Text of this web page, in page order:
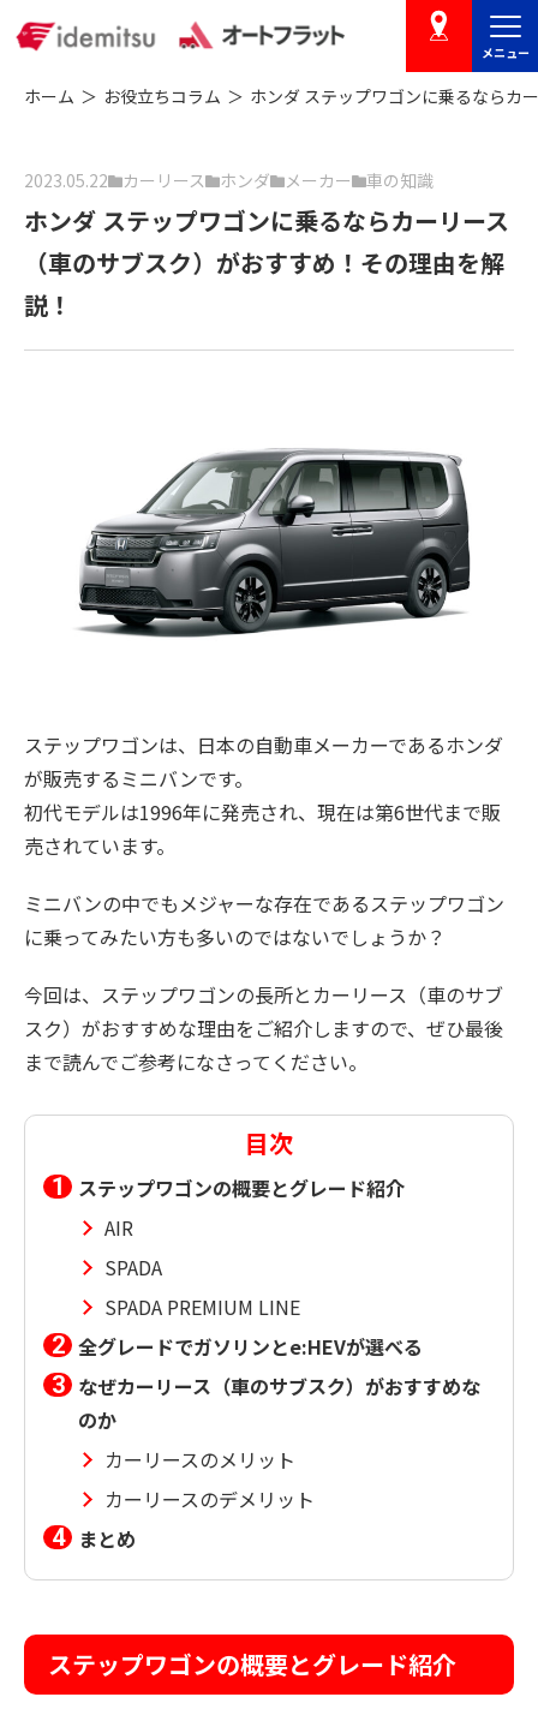
店舗を探す
メニュー
ホーム お役立ちコラム ホンダ ステップワゴンに乗るならカ
2023.05.22 カーリース ホンダ メーカー 車の知識
ホンダ ステップワゴンに乗るならカーリース
（車のサブスク）がおすすめ！その理由を解
説！
ステップワゴンは、日本の自動車メーカーであるホンダ
が販売するミニバンです。
初代モデルは1996年に発売され、現在は第6世代まで販
売されています。
ミニバンの中でもメジャーな存在であるステップワゴン
に乗ってみたい方も多いのではないでしょうか？
今回は、ステップワゴンの長所とカーリース（車のサブ
スク）がおすすめな理由をご紹介しますので、ぜひ最後
まで読んでご参考になさってください。
目次
ステップワゴンの概要とグレード紹介
AIR
SPADA
SPADA PREMIUM LINE
全グレードでガソリンとe:HEVが選べる
なぜカーリース（車のサブスク）がおすすめな
のか
カーリースのメリット
カーリースのデメリット
まとめ
ステップワゴンの概要とグレード紹介